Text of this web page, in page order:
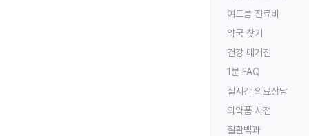
여드름 진료비
약국 찾기
건강 매거진
1분 FAQ
실시간 의료상담
의약품 사전
질환백과